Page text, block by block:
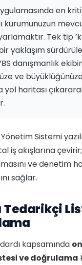
en
kurumunuzun
Tek tip
bir yaklaşım
danışmanlık
ve
yol haritası
Sistemi
iş akışlarına
ve denetim
sağlar.
Tedarikçi
kapsamında
ve doğrulama